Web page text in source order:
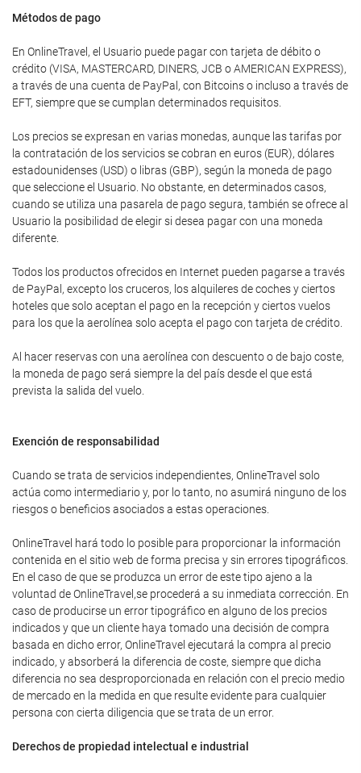
Métodos de pago
En OnlineTravel, el Usuario puede pagar con tarjeta de débito o
crédito (VISA, MASTERCARD, DINERS, JCB o AMERICAN EXPRESS),
a través de una cuenta de PayPal, con Bitcoins o incluso a través de
EFT, siempre que se cumplan determinados requisitos.
Los precios se expresan en varias monedas, aunque las tarifas por
la contratación de los servicios se cobran en euros (EUR), dólares
estadounidenses (USD) o libras (GBP), según la moneda de pago
que seleccione el Usuario. No obstante, en determinados casos,
cuando se utiliza una pasarela de pago segura, también se ofrece al
Usuario la posibilidad de elegir si desea pagar con una moneda
diferente.
Todos los productos ofrecidos en Internet pueden pagarse a través
de PayPal, excepto los cruceros, los alquileres de coches y ciertos
hoteles que solo aceptan el pago en la recepción y ciertos vuelos
para los que la aerolínea solo acepta el pago con tarjeta de crédito.
Al hacer reservas con una aerolínea con descuento o de bajo coste,
la moneda de pago será siempre la del país desde el que está
prevista la salida del vuelo.
Exención de responsabilidad
Cuando se trata de servicios independientes, OnlineTravel solo
actúa como intermediario y, por lo tanto, no asumirá ninguno de los
riesgos o beneficios asociados a estas operaciones.
OnlineTravel hará todo lo posible para proporcionar la información
contenida en el sitio web de forma precisa y sin errores tipográficos.
En el caso de que se produzca un error de este tipo ajeno a la
voluntad de OnlineTravel,se procederá a su inmediata corrección. En
caso de producirse un error tipográfico en alguno de los precios
indicados y que un cliente haya tomado una decisión de compra
basada en dicho error, OnlineTravel ejecutará la compra al precio
indicado, y absorberá la diferencia de coste, siempre que dicha
diferencia no sea desproporcionada en relación con el precio medio
de mercado en la medida en que resulte evidente para cualquier
persona con cierta diligencia que se trata de un error.
Derechos de propiedad intelectual e industrial